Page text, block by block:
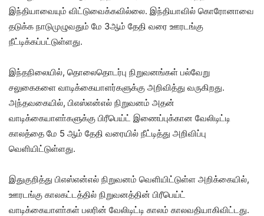
இந்தியாவையும் விட்டுவைக்கவில்லை. இந்தியாவில் கொரோனாவை
தடுக்க நாடுமுழுவதும் மே 3ஆம் தேதி வரை ஊரடங்கு
நீட்டிக்கப்பட்டுள்ளது.
இந்தநிலையில், தொலைதொடர்பு நிறுவனங்கள் பல்வேறு
சலுகைகளை வாடிக்கையாளர்களுக்கு அறிவித்து வருகிறது.
அந்தவகையில், பிஎஸ்என்எல் நிறுவனம் அதன்
வாடிக்கையாளா்களுக்கு பிரீபெய்ட் இணைப்புக்கான வேலிடிட்டி
காலத்தை மே 5 ஆம் தேதி வரையில் நீட்டித்து அறிவிப்பு
வெளியிட்டுள்ளது.
இதுகுறித்து பிஎஸ்என்எல் நிறுவனம் வெளியிட்டுள்ள அறிக்கையில்,
ஊரடங்கு காலகட்டத்தில் நிறுவனத்தின் பிரீபெய்ட்
வாடிக்கையாளா்கள் பலரின் வேலிடிட்டி காலம் காலவதியாகிவிட்டது.